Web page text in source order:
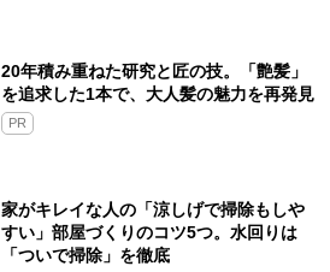
20年積み重ねた研究と匠の技。「艶髪」
を追求した1本で、大人髪の魅力を再発見
PR
家がキレイな人の「涼しげで掃除もしや
すい」部屋づくりのコツ5つ。水回りは
「ついで掃除」を徹底